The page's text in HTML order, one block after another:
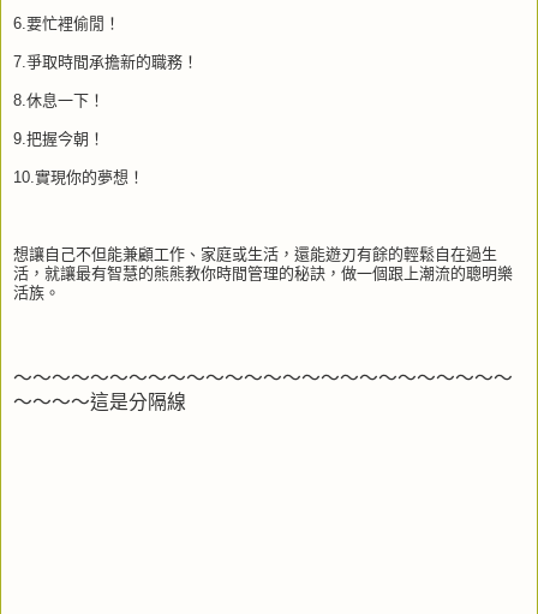
6.要忙裡偷閒！
7.爭取時間承擔新的職務！
8.休息一下！
9.把握今朝！
10.實現你的夢想！
想讓自己不但能兼顧工作、家庭或生活，還能遊刃有餘的輕鬆自在過生
活，就讓最有智慧的熊熊教你時間管理的秘訣，做一個跟上潮流的聰明樂
活族。
～～～～～～～～～～～～～～～～～～～～～～～～～～
～～～～這是分隔線